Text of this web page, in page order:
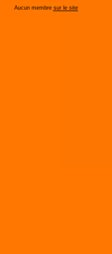
Aucun membre sur le site